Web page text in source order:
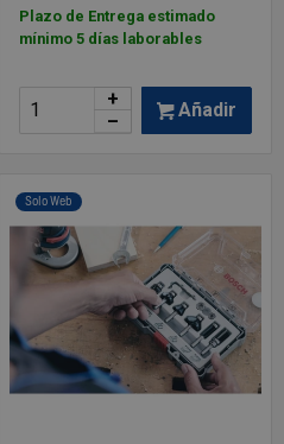
Plazo de Entrega estimado
mínimo 5 días laborables
+
–
Añadir
Solo Web